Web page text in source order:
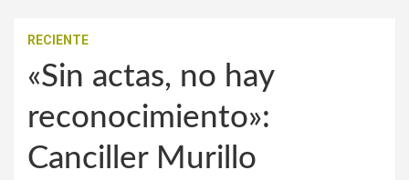
RECIENTE
«Sin actas, no hay
reconocimiento»:
Canciller Murillo